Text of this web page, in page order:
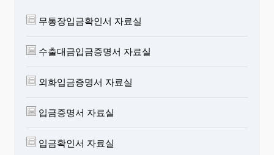
무통장입금확인서 자료실
수출대금입금증명서 자료실
외화입금증명서 자료실
입금증명서 자료실
입금확인서 자료실